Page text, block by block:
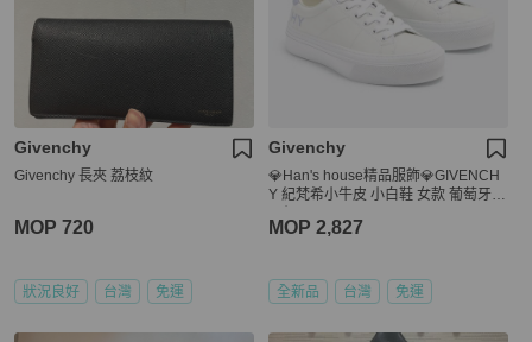
Givenchy
Givenchy 長夾 荔枝紋
MOP 720
狀況良好 台灣 免運
Givenchy
💎Han's house精品服飾💎GIVENCH
Y 紀梵希小牛皮 小白鞋 女款 葡萄牙製
MOP 2,827
全新品 台灣 免運